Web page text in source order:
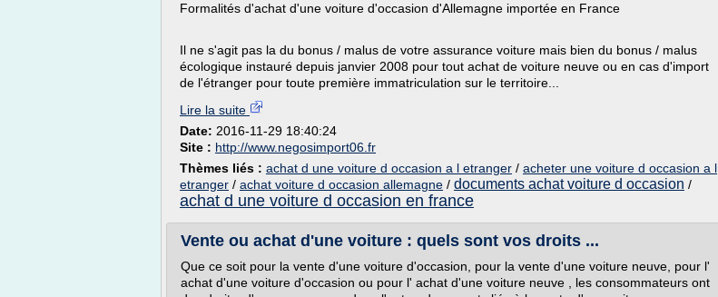
Formalités d'achat d'une voiture d'occasion d'Allemagne importée en France
Il ne s'agit pas la du bonus / malus de votre assurance voiture mais bien du bonus / malus
écologique instauré depuis janvier 2008 pour tout achat de voiture neuve ou en cas d'import
de l'étranger pour toute première immatriculation sur le territoire...
Lire la suite
Date: 2016-11-29 18:40:24
Site : http://www.negosimport06.fr
Thèmes liés : achat d une voiture d occasion a l etranger / acheter une voiture d occasion a l
etranger / achat voiture d occasion allemagne / documents achat voiture d occasion /
achat d une voiture d occasion en france
Vente ou achat d'une voiture : quels sont vos droits ...
Que ce soit pour la vente d'une voiture d'occasion, pour la vente d'une voiture neuve, pour l'
achat d'une voiture d'occasion ou pour l' achat d'une voiture neuve , les consommateurs ont